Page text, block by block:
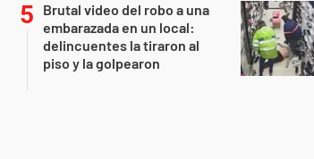
Brutal video del robo a una
embarazada en un local:
delincuentes la tiraron al
piso y la golpearon